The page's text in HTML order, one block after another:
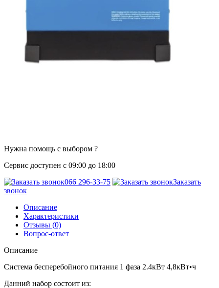
Нужна помощь с выбором ?
Сервис доступен с 09:00 до 18:00
066 296-33-75
Заказать
звонок
Описание
Характеристики
Отзывы (0)
Вопрос-ответ
Описание
Система бесперебойного питания 1 фаза 2.4кВт 4,8кВт•ч
Данний набор состоит из: